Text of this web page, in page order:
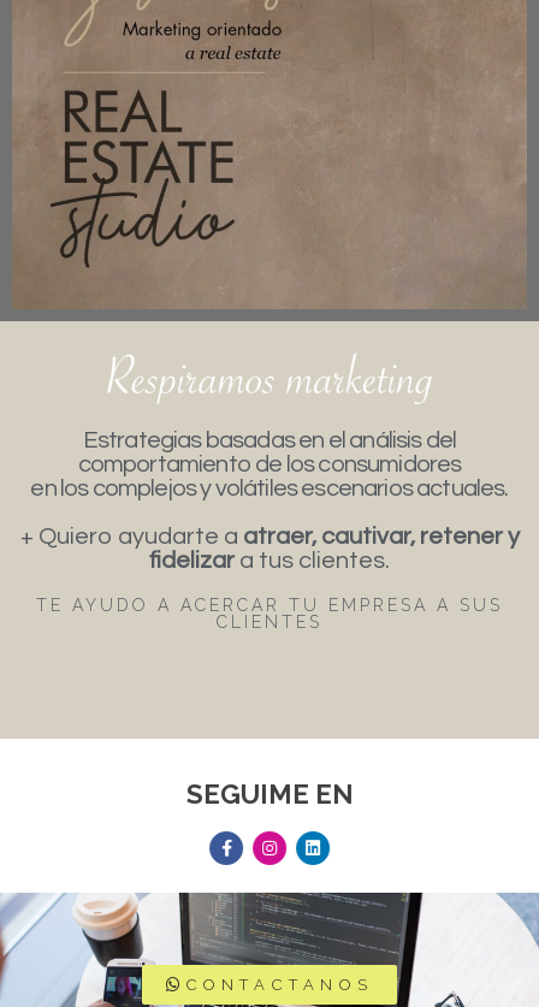
Estrategias basadas en el análisis del
comportamiento de los consumidores
en los complejos y volátiles escenarios actuales.
+ Quiero ayudarte a atraer, cautivar, retener y
fidelizar a tus clientes.
TE AYUDO A ACERCAR TU EMPRESA A SUS
CLIENTES
SEGUIME EN
CONTACTANOS